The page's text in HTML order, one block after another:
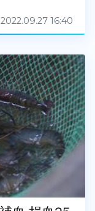
2022.09.27 16:40